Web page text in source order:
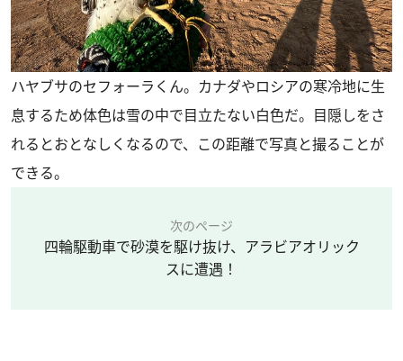
ハヤブサのセフォーラくん。カナダやロシアの寒冷地に生
息するため体色は雪の中で目立たない白色だ。目隠しをさ
れるとおとなしくなるので、この距離で写真と撮ることが
できる。
次のページ
四輪駆動車で砂漠を駆け抜け、アラビアオリック
スに遭遇！